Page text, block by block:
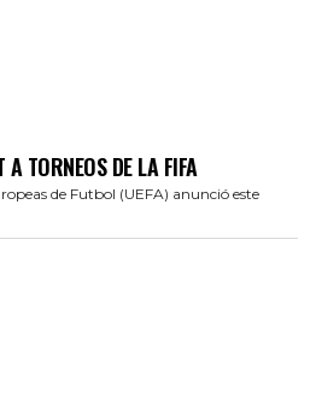
A TORNEOS DE LA FIFA
de Futbol (UEFA) anunció este